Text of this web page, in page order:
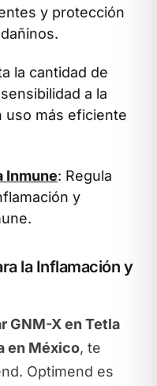
y protección
la cantidad de
a la
uso más eficiente
Inmune: Regula
y
la Inflamación y
GNM-X en Tetla
en México, te
Optimend es